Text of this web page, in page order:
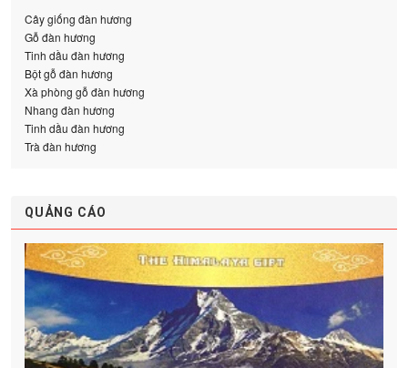
Cây giống đàn hương
Gỗ đàn hương
Tinh dầu đàn hương
Bột gỗ đàn hương
Xà phòng gỗ đàn hương
Nhang đàn hương
Tinh dầu đàn hương
Trà đàn hương
QUẢNG CÁO